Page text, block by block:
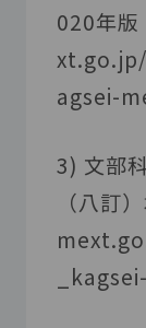
020年版
agsei-
3) 文部
（八訂